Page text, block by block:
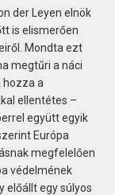
der Le­yen elnök
is elismerően
Mondta ezt
megtűri a náci
hozza a
ellentétes –
együtt egyik
Európa
megfelelően
védelmének
előállt egy súlyos